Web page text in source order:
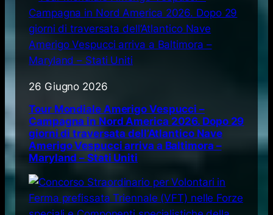
26 Giugno 2026
Tour Mondiale Amerigo Vespucci –
Campagna in Nord America 2026. Dopo 29
giorni di traversata dell’Atlantico Nave
Amerigo Vespucci arriva a Baltimora –
Maryland – Stati Uniti